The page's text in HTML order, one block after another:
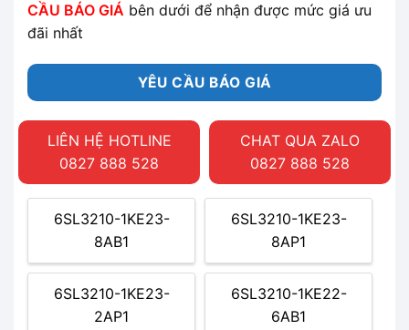
CẦU BÁO GIÁ bên dưới để nhận được mức giá ưu
đãi nhất
YÊU CẦU BÁO GIÁ
LIÊN HỆ HOTLINE
0827 888 528
CHAT QUA ZALO
0827 888 528
6SL3210-1KE23-
8AB1
6SL3210-1KE23-
8AP1
6SL3210-1KE23-
2AP1
6SL3210-1KE22-
6AB1